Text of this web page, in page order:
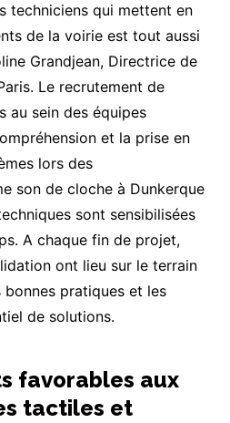
techniciens qui mettent en
de la voirie est tout aussi
Grandjean, Directrice de
Le recrutement de
au sein des équipes
et la prise en
lors des
son de cloche à Dunkerque
sont sensibilisées
A chaque fin de projet,
ont lieu sur le terrain
pratiques et les
de solutions.
favorables aux
tactiles et